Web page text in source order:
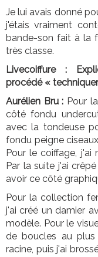
Je lui avais donné
j'étais vraiment
bande-son fait à la
très classe.
Livecoiffure :
procédé «
Aurélien Bru : Pour
côté fondu
avec la tondeuse
fondu peigne
Pour le coiffage,
Par la suite j'ai
avoir ce côté
Pour la collection
j'ai créé un damier
modèle. Pour le
de boucles au
racine, puis j'ai